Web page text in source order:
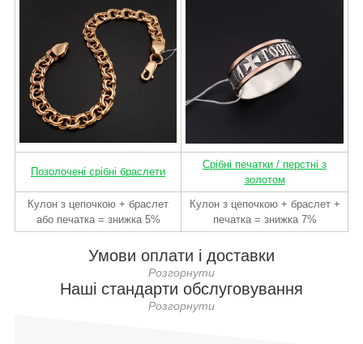
Позолочені срібні браслети
Срібні печатки / перстні з
золотом
Кулон з цепочкою + браслет
або печатка = знижка 5%
Кулон з цепочкою + браслет +
печатка = знижка 7%
Умови оплати і доставки
Наші стандарти обслуговування